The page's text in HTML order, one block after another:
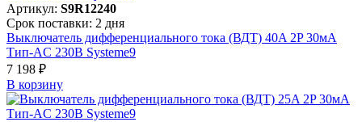
Артикул: S9R12240
Срок поставки: 2 дня
Выключатель дифференциального тока (ВДТ) 40A 2P 30мА
Тип-AC 230В Systeme9
7 198 ₽
В корзинy